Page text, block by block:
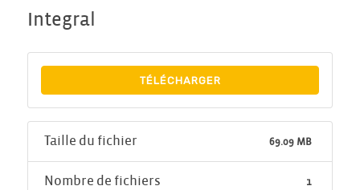
Integral
TÉLÉCHARGER
Taille du fichier 69.09 MB
Nombre de fichiers 1